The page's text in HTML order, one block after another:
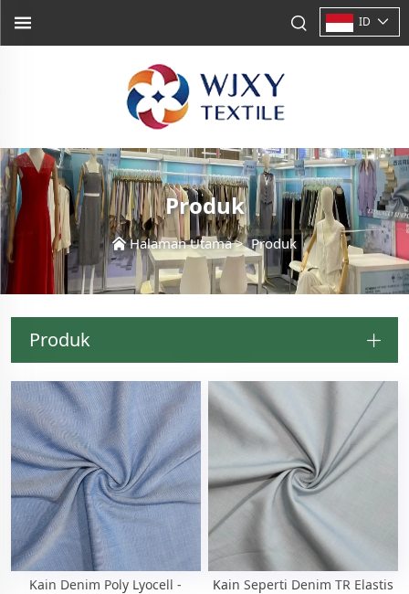
ID
Produk
Halaman Utama>Produk
Produk
Kain Denim Poly Lyocell -
Kain Seperti Denim TR Elastis